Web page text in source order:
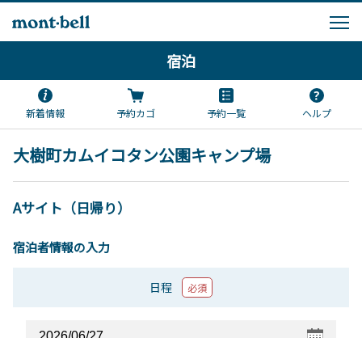
宿泊
新着情報 予約カゴ 予約一覧 ヘルプ
大樹町カムイコタン公園キャンプ場
Aサイト（日帰り）
宿泊者情報の入力
日程 必須